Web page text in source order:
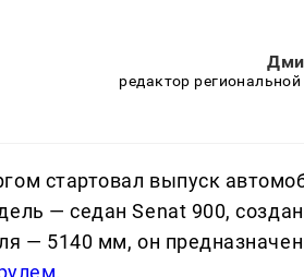
редактор
стартовал выпуск
— седан Senat 900,
— 5140 мм, он
.